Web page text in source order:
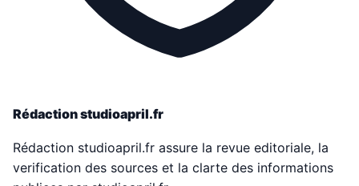
Rédaction studioapril.fr
Rédaction studioapril.fr assure la revue editoriale, la
verification des sources et la clarte des informations